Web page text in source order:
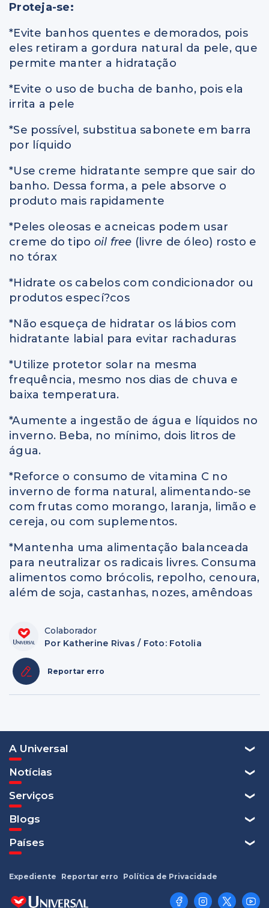
Proteja-se:
*Evite banhos quentes e demorados, pois
eles retiram a gordura natural da pele, que
permite manter a hidratação
*Evite o uso de bucha de banho, pois ela
irrita a pele
*Se possível, substitua sabonete em barra
por líquido
*Use creme hidratante sempre que sair do
banho. Dessa forma, a pele absorve o
produto mais rapidamente
*Peles oleosas e acneicas podem usar
creme do tipo oil free (livre de óleo) rosto e
no tórax
*Hidrate os cabelos com condicionador ou
produtos especí?cos
*Não esqueça de hidratar os lábios com
hidratante labial para evitar rachaduras
*Utilize protetor solar na mesma
frequência, mesmo nos dias de chuva e
baixa temperatura.
*Aumente a ingestão de água e líquidos no
inverno. Beba, no mínimo, dois litros de
água.
*Reforce o consumo de vitamina C no
inverno de forma natural, alimentando-se
com frutas como morango, laranja, limão e
cereja, ou com suplementos.
*Mantenha uma alimentação balanceada
para neutralizar os radicais livres. Consuma
alimentos como brócolis, repolho, cenoura,
além de soja, castanhas, nozes, amêndoas
Colaborador
Por Katherine Rivas / Foto: Fotolia
Reportar erro
A Universal
Notícias
Serviços
Blogs
Países
Expediente Reportar erro Política de Privacidade